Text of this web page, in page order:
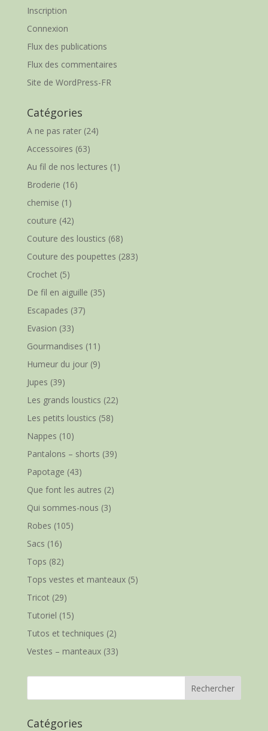
Inscription
Connexion
Flux des publications
Flux des commentaires
Site de WordPress-FR
Catégories
A ne pas rater(24)
Accessoires (63)
Au fil de nos lectures (1)
Broderie (16)
chemise (1)
couture (42)
Couture des loustics (68)
Couture des poupettes (283)
Crochet(5)
De fil en aiguille (35)
Escapades (37)
Evasion (33)
Gourmandises (11)
Humeur du jour(9)
Jupes (39)
Les grands loustics (22)
Les petits loustics (58)
Nappes (10)
Pantalons – shorts (39)
Papotage (43)
Que font les autres (2)
Qui sommes-nous (3)
Robes (105)
Sacs (16)
Tops (82)
Tops vestes et manteaux(5)
Tricot(29)
Tutoriel (15)
Tutos et techniques (2)
Vestes – manteaux(33)
Catégories